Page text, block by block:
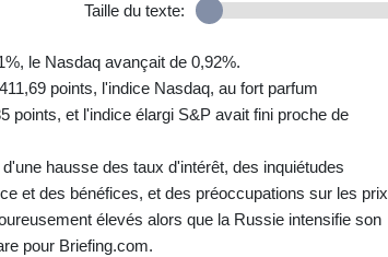
Taille du texte:
le Nasdaq avançait de 0,92%.
points, l'indice Nasdaq, au fort parfum
points, et l'indice élargi S&P avait fini proche de
hausse des taux d'intérêt, des inquiétudes
et des bénéfices, et des préoccupations sur les prix
élevés alors que la Russie intensifie son
pour Briefing.com.